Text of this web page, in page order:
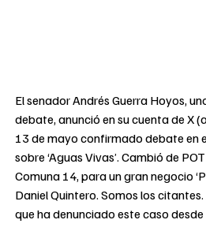
El senador Andrés Guerra Hoyos,
debate, anunció en su cuenta de X
13 de mayo confirmado debate en
sobre ‘Aguas Vivas’. Cambió de
Comuna 14, para un gran negocio
Daniel Quintero. Somos los
que ha denunciado este caso